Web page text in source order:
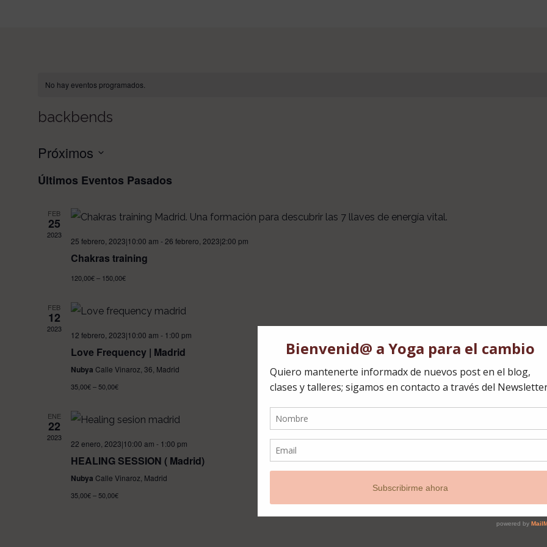
No hay eventos programados.
backbends
Próximos
Últimos Eventos Pasados
FEB
25
2023
25 febrero, 2023|10:00 am - 26 febrero, 2023|2:00 pm
Chakras training
120,00€ – 150,00€
FEB
12
2023
12 febrero, 2023|10:00 am - 1:00 pm
Love Frequency | Madrid
Nubya Calle Vinaroz, 36, Madrid
35,00€ – 50,00€
ENE
22
2023
22 enero, 2023|10:00 am - 1:00 pm
HEALING SESSION ( Madrid)
Nubya Calle Vinaroz, Madrid
35,00€ – 50,00€